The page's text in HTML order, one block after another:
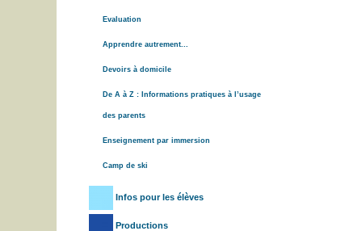
Evaluation
Apprendre autrement...
Devoirs à domicile
De A à Z : Informations pratiques à l’usage
des parents
Enseignement par immersion
Camp de ski
Infos pour les élèves
Productions